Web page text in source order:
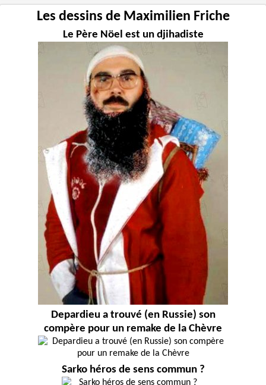
Les dessins de Maximilien Friche
Le Père Nöel est un djihadiste
Depardieu a trouvé (en Russie) son
compère pour un remake de la Chèvre
Sarko héros de sens commun ?